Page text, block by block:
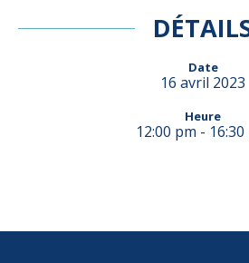
Date
16 avril 2023
Heure
12:00 pm -